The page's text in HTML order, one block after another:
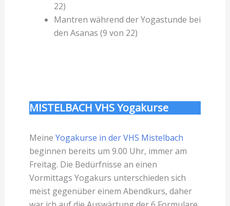
22)
Mantren während der Yogastunde bei
den Asanas (9 von 22)
MISTELBACH VHS Yogakurse
Meine Yogakurse in der VHS Mistelbach
beginnen bereits um 9.00 Uhr, immer am
Freitag. Die Bedürfnisse an einen
Vormittags Yogakurs unterschieden sich
meist gegenüber einem Abendkurs, daher